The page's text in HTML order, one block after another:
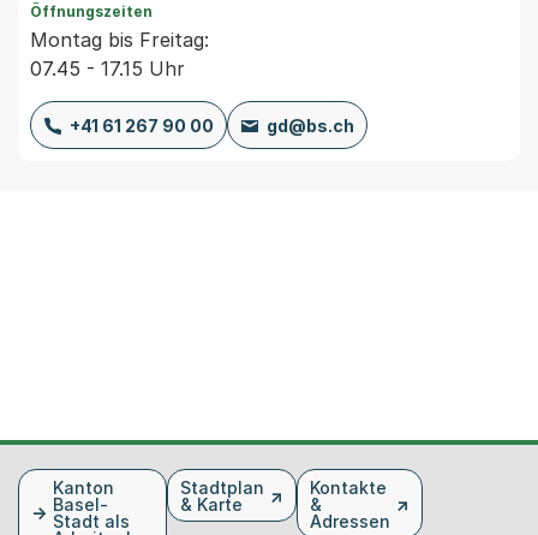
Öffnungszeiten
Montag bis Freitag:
07.45 - 17.15 Uhr
+41 61 267 90 00 gd@bs.ch
FusszeileKanton
Basel-
Stadt als
Stadtplan
& Karte
Kontakte
&
Adressen